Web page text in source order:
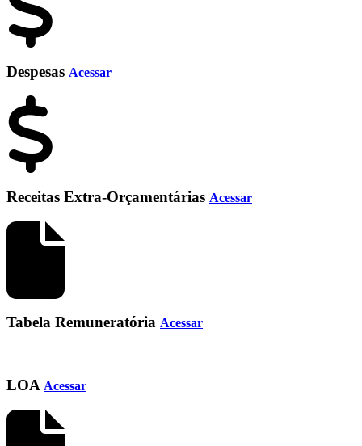
Despesas Acessar
Receitas Extra-Orçamentárias Acessar
Tabela Remuneratória Acessar
LOA Acessar